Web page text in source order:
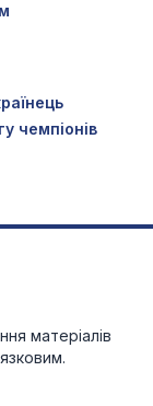
чемпіонів
матеріалів